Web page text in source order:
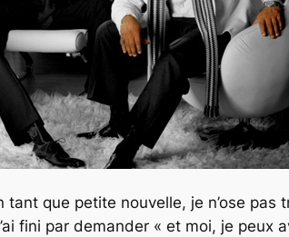
tant que petite nouvelle, je n’ose
fini par demander « et moi, je peux